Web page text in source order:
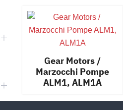
Search
for:
Gear Motors /
Marzocchi Pompe
ALM1, ALM1A